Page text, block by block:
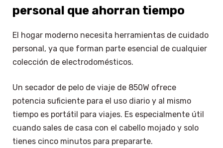
personal que ahorran tiempo
El hogar moderno necesita herramientas de cuidado
personal, ya que forman parte esencial de cualquier
colección de electrodomésticos.
Un secador de pelo de viaje de 850W ofrece
potencia suficiente para el uso diario y al mismo
tiempo es portátil para viajes. Es especialmente útil
cuando sales de casa con el cabello mojado y solo
tienes cinco minutos para prepararte.